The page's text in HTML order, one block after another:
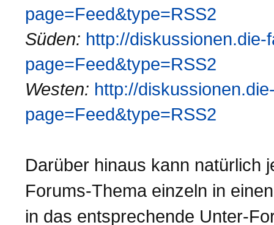
page=Feed&type=RSS2
Süden: http://
page=Feed&type=RSS2
Westen: http://
page=Feed&type=RSS2
Darüber hinaus kann natürlich
Forums-Thema einzeln in
in das entsprechende Unter-